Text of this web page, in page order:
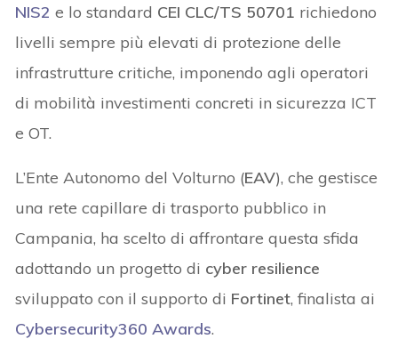
NIS2 e lo standard CEI CLC/TS 50701 richiedono
livelli sempre più elevati di protezione delle
infrastrutture critiche, imponendo agli operatori
di mobilità investimenti concreti in sicurezza ICT
e OT.
L’Ente Autonomo del Volturno (EAV), che gestisce
una rete capillare di trasporto pubblico in
Campania, ha scelto di affrontare questa sfida
adottando un progetto di cyber resilience
sviluppato con il supporto di Fortinet, finalista ai
Cybersecurity360 Awards.